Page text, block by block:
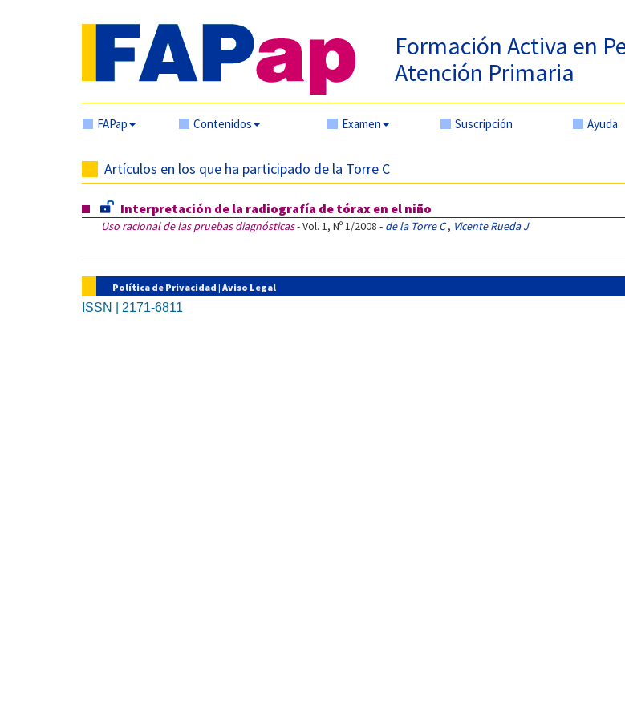
Formación Activa en
Atención Primaria
FAPap Contenidos Examen Suscripción Ayuda
Artículos en los que ha participado de la Torre C
Interpretación de la radiografía de tórax en el niño
Uso racional de las pruebas diagnósticas- Vol. 1, Nº 1/2008 - de la Torre C, Vicente Rueda J
Política de Privacidad | Aviso Legal
ISSN | 2171-6811